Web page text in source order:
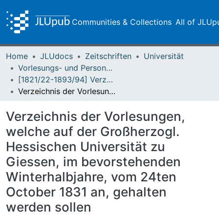
Communities & Collections All of
Home JLUdocs Zeitschriften
Universität
Vorlesungs- und Personalverzeichnis / Justus-Liebig-Universität Gießen
[1821/22-1893/94] Verzeichniß der Vorlesungen / Großherzoglich Hessische Universität zu Giessen
Verzeichnis der Vorlesungen, welche auf der Großherzogl. Hessischen Universität zu Giessen, im bevorstehenden Winterhalbjahre, vom 24ten October 1831 an, gehalten werden sollen
Verzeichnis der Vorlesungen,
welche auf der Großherzogl.
Hessischen Universität zu
Giessen, im bevorstehenden
Winterhalbjahre, vom 24ten
October 1831 an, gehalten
werden sollen